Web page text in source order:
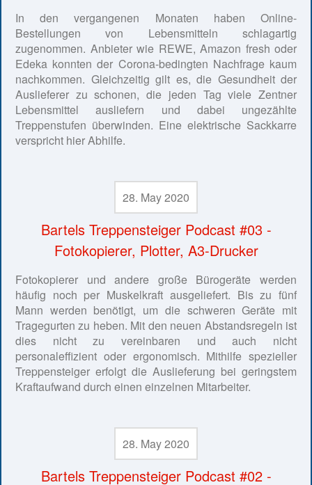
In den vergangenen Monaten haben Online-
Bestellungen von Lebensmitteln schlagartig
zugenommen. Anbieter wie REWE, Amazon fresh oder
Edeka konnten der Corona-bedingten Nachfrage kaum
nachkommen. Gleichzeitig gilt es, die Gesundheit der
Auslieferer zu schonen, die jeden Tag viele Zentner
Lebensmittel ausliefern und dabei ungezählte
Treppenstufen überwinden. Eine elektrische Sackkarre
verspricht hier Abhilfe.
28. May 2020
Bartels Treppensteiger Podcast #03 -
Fotokopierer, Plotter, A3-Drucker
Fotokopierer und andere große Bürogeräte werden
häufig noch per Muskelkraft ausgeliefert. Bis zu fünf
Mann werden benötigt, um die schweren Geräte mit
Tragegurten zu heben. Mit den neuen Abstandsregeln ist
dies nicht zu vereinbaren und auch nicht
personaleffizient oder ergonomisch. Mithilfe spezieller
Treppensteiger erfolgt die Auslieferung bei geringstem
Kraftaufwand durch einen einzelnen Mitarbeiter.
28. May 2020
Bartels Treppensteiger Podcast #02 -